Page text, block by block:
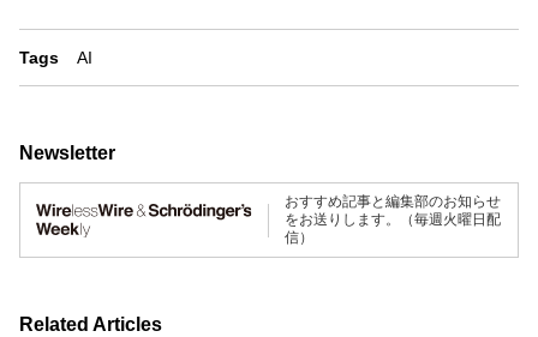
Tags AI
Newsletter
おすすめ記事と編集部のお知らせ
をお送りします。（毎週火曜日配
信）
Related Articles